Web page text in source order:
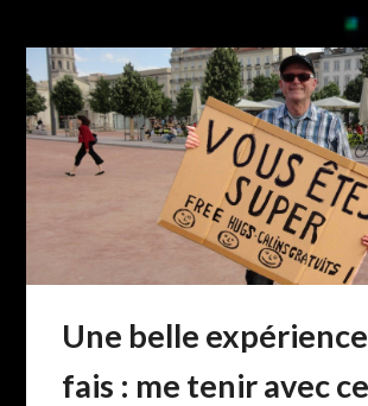
Une belle
fais : me tenir avec ce